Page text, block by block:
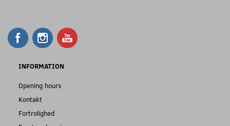
INFORMATION
Opening hours
Kontakt
Fortrolighed